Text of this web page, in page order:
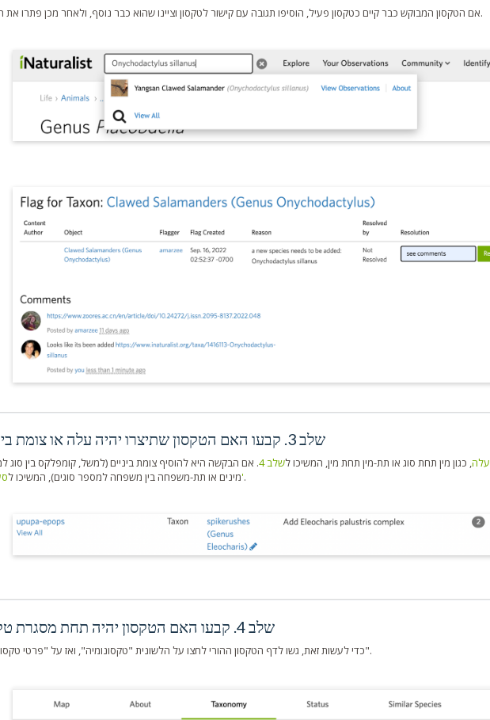
אם הטקסון המבוקש כבר קיים כטקסון פעיל, הוסיפו תגובה עם קישור לטקסון וציינו שהוא כבר נוסף, ולאחר מכן פתרו את הסימון.
שלב 3. קבעו האם הטקסון שתיצרו יהיה עלה או צומת ביניים
עלה, כגון מין תחת סוג או תת-מין תחת מין, המשיכו לשלב 4 . אם הבקשה היא להוסיף צומת ביניים (למשל, קומפלקס בין סוג
מינים או תת-משפחה בין משפחה למספר סוגים), המשיכו לסעיף ה'.
שלב 4. קבעו האם הטקסון יהיה תחת מסגרת טקסון
כדי לעשות זאת, גשו לדף הטקסון ההורי לחצו על הלשונית "טקסונומיה", ואז על "פרטי טקסונומיה".